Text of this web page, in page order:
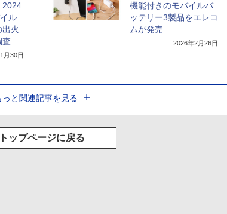
2024
ル
火
査
月30日
機能付きのモバイルバ
ッテリー3製品をエレコ
ムが発売
2026年2月26日
っと関連記事を見る
トップページに戻る